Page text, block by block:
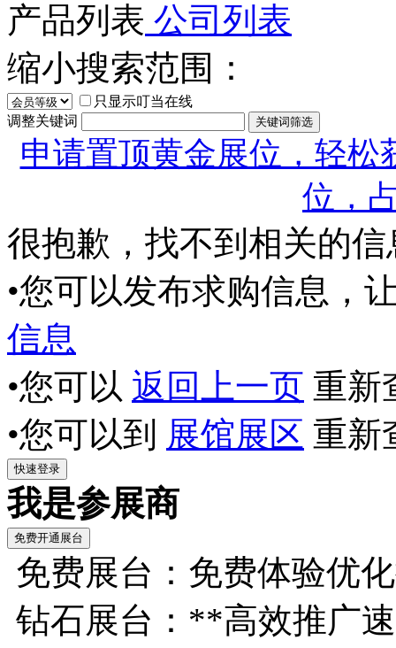
产品列表 公司列表
缩小搜索范围：
只显示叮当在线
调整关键词
申请置顶黄金展位，轻松
位，
很抱歉，找不到相关的信
•您可以发布求购信息，
信息
•您可以 返回上一页 重新
•您可以到 展馆展区 重新
我是参展商
免费展台：免费体验优
钻石展台：**高效推广